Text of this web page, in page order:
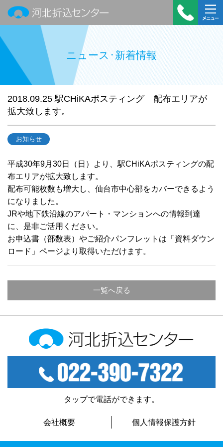
河北折込センター
メニュ
ー
受付時
間：平
日
9:00～
18:00
TEL：
022-
ニュース･新着情報
2018.09.25 駅CHiKAポスティング 配布エリアが
拡大致します。
お知らせ
平成30年9月30日（日）より、駅CHiKAポスティングの配
布エリアが拡大致します。
配布可能枚数も増大し、仙台市中心部をカバーできるよう
になりました。
JRや地下鉄沿線のアパート・マンションへの情報到達
に、是非ご活用ください。
お申込書（部数表）やご紹介パンフレットは「資料ダウン
ロード」ページより取得いただけます。
一覧へ戻る
河北折込センター
タップで電話ができます。
会社概要 個人情報保護方針